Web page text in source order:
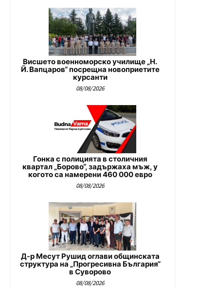
Висшето военноморско училище „Н.
Й. Вапцаров“ посрещна новоприетите
курсанти
08/08/2026
Гонка с полицията в столичния
квартал „Борово“, задържаха мъж, у
когото са намерени 460 000 евро
08/08/2026
Д-р Месут Рушид оглави общинската
структура на „Прогресивна България“
в Суворово
08/08/2026